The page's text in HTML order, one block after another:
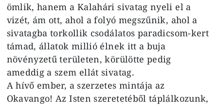
ömlik, hanem a Kalahári sivatag nyeli el a
vizét, ám ott, ahol a folyó megszűnik, ahol a
sivatagba torkollik csodálatos paradicsom-kert
támad, állatok millió élnek itt a buja
növényzetű területen, körülötte pedig
ameddig a szem ellát sivatag.
A hívő ember, a szerzetes mintája az
Okavango! Az Isten szeretetéből táplálkozunk,